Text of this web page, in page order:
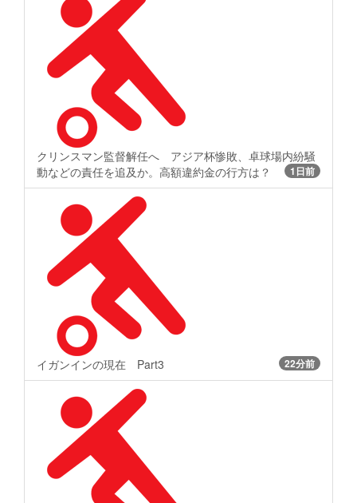
クリンスマン監督解任へ アジア杯惨敗、卓球場内紛騒
動などの責任を追及か。高額違約金の行方は？
1日前
イガンインの現在 Part3 22分前